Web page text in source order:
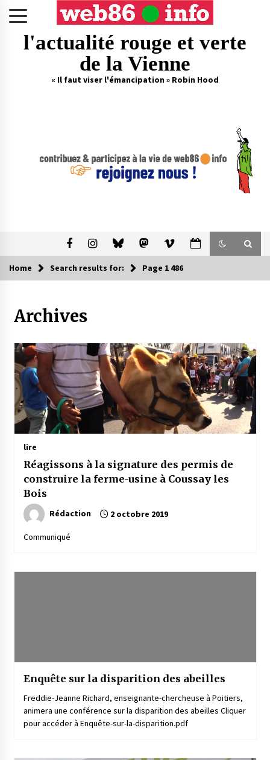
l'actualité rouge et verte
de la Vienne
« Il faut viser l'émancipation » Robin Hood
Home Search results for: Page 1 486
Archives
lire
Réagissons à la signature des permis de
construire la ferme-usine à Coussay les
Bois
Rédaction 2 octobre 2019
Communiqué
Enquête sur la disparition des abeilles
Freddie-Jeanne Richard, enseignante-chercheuse à Poitiers,
animera une conférence sur la disparition des abeilles Cliquer
pour accéder à Enquête-sur-la-disparition.pdf